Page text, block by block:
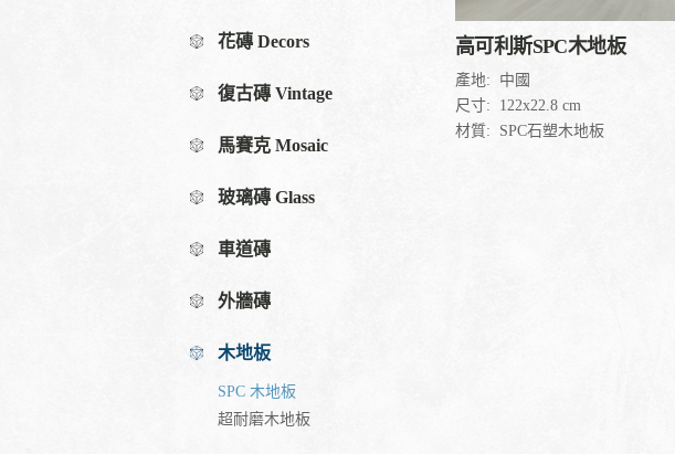
花磚 Decors
復古磚 Vintage
馬賽克 Mosaic
玻璃磚 Glass
車道磚
外牆磚
木地板
SPC 木地板
超耐磨木地板
高可利斯SPC木地板
產地:
中國
尺寸:
122x22.8 cm
材質:
SPC石塑木地板